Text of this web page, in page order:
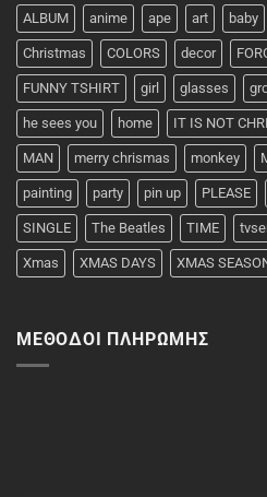
ALBUM anime ape art baby
Christmas COLORS decor
FUNNY TSHIRT girl glasses
he sees you home IT IS NOT
MAN merry chrismas monkey
painting party pin up PLEASE
SINGLE The Beatles TIME
Xmas XMAS DAYS XMAS
ΜΈΘΟΔΟΙ ΠΛΗΡΩΜΉΣ